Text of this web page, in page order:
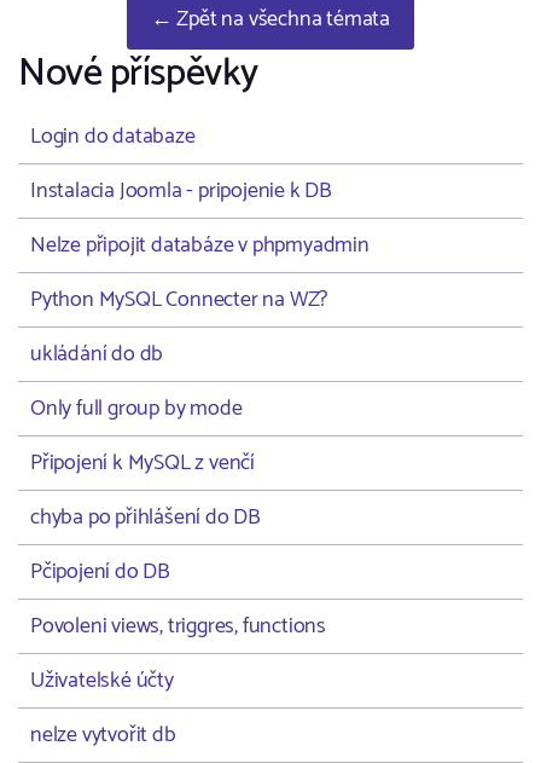
← Zpět na všechna témata
Nové příspěvky
Login do databaze
Instalacia Joomla - pripojenie k DB
Nelze připojit databáze v phpmyadmin
Python MySQL Connecter na WZ?
ukládání do db
Only full group by mode
Připojení k MySQL z venčí
chyba po přihlášení do DB
Pčipojení do DB
Povoleni views, triggres, functions
Uživatelské účty
nelze vytvořit db